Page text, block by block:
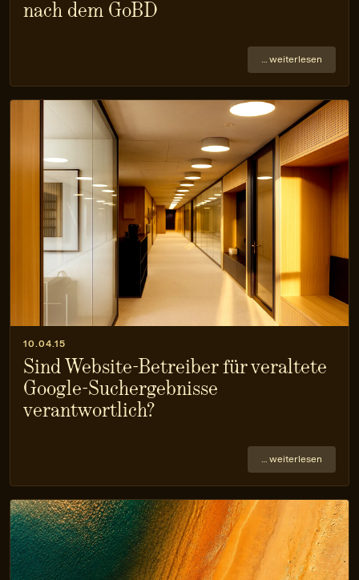
nach dem GoBD
… weiterlesen
10.04.15
Sind Website-Betreiber für veraltete
Google-Suchergebnisse
verantwortlich?
… weiterlesen